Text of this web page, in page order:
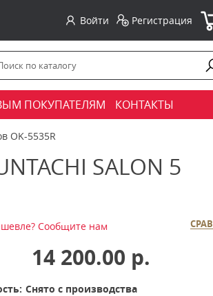
Войти Регистрация
ПОКУПАТЕЛЯМ КОНТАКТЫ
OK-5535R
SALON 5
Сообщите нам
14 200.00 р.
Снято с производства